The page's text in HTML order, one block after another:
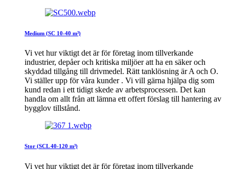
Medium (SC 10-40 m³)
Vi vet hur viktigt det är för företag inom tillverkande
industrier, depåer och kritiska miljöer att ha en säker och
skyddad tillgång till drivmedel. Rätt tanklösning är A och O.
Vi ställer upp för våra kunder . Vi vill gärna hjälpa dig som
kund redan i ett tidigt skede av arbetsprocessen. Det kan
handla om allt från att lämna ett offert förslag till hantering av
bygglov tillstånd.
Stor (SCL 40-120 m³)
Vi vet hur viktigt det är för företag inom tillverkande